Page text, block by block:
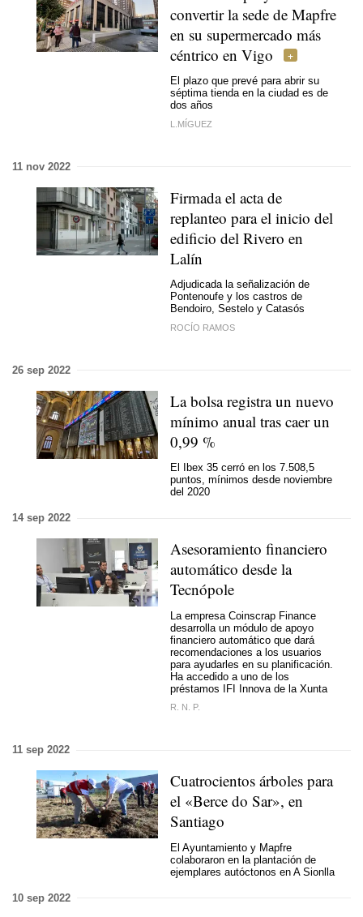
convertir la sede de Mapfre
en su supermercado más
céntrico en Vigo
El plazo que prevé para abrir su
séptima tienda en la ciudad es de
dos años
L.MÍGUEZ
11 nov 2022
Firmada el acta de
replanteo para el inicio del
edificio del Rivero en
Lalín
Adjudicada la señalización de
Pontenoufe y los castros de
Bendoiro, Sestelo y Catasós
ROCÍO RAMOS
26 sep 2022
La bolsa registra un nuevo
mínimo anual tras caer un
0,99 %
El Ibex 35 cerró en los 7.508,5
puntos, mínimos desde noviembre
del 2020
14 sep 2022
Asesoramiento financiero
automático desde la
Tecnópole
La empresa Coinscrap Finance
desarrolla un módulo de apoyo
financiero automático que dará
recomendaciones a los usuarios
para ayudarles en su planificación.
Ha accedido a uno de los
préstamos IFI Innova de la Xunta
R. N. P.
11 sep 2022
Cuatrocientos árboles para
el «Berce do Sar», en
Santiago
El Ayuntamiento y Mapfre
colaboraron en la plantación de
ejemplares autóctonos en A Sionlla
10 sep 2022